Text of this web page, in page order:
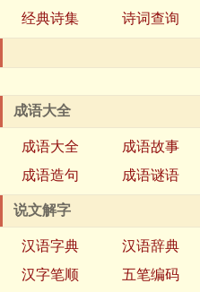
经典诗集
诗词查询
成语大全
成语大全 成语故事
成语造句
成语谜语
说文解字
汉语字典 汉语辞典
汉字笔顺
五笔编码